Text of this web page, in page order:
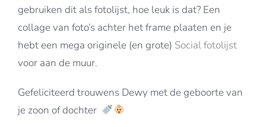
gebruiken dit als fotolijst, hoe leuk is dat? Een
collage van foto’s achter het frame plaaten en je
hebt een mega originele (en grote) Social fotolijst
voor aan de muur.
Gefeliciteerd trouwens Dewy met de geboorte van
je zoon of dochter